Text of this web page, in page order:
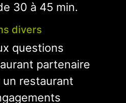
30 à 45 min.
divers
questions
partenaire
un restaurant